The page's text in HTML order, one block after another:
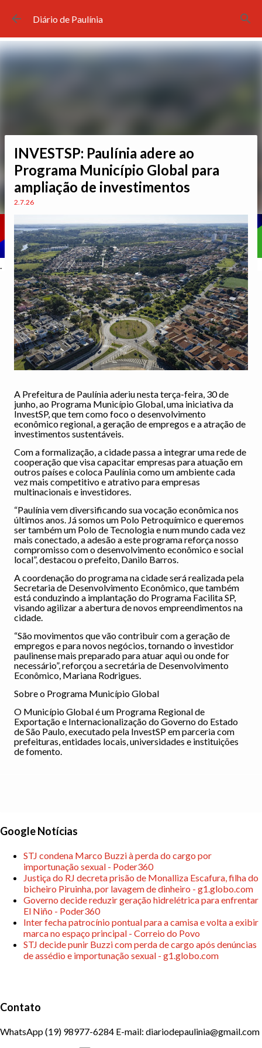
Pular para o conteúdo principal
Diário de Paulínia
.
INVESTSP: Paulínia adere ao
Programa Município Global para
ampliação de investimentos
2.7.26
A Prefeitura de Paulínia aderiu nesta terça-feira, 30 de
junho, ao Programa Município Global, uma iniciativa da
InvestSP, que tem como foco o desenvolvimento
econômico regional, a geração de empregos e a atração de
investimentos sustentáveis.
Com a formalização, a cidade passa a integrar uma rede de
cooperação que visa capacitar empresas para atuação em
outros países e coloca Paulínia como um ambiente cada
vez mais competitivo e atrativo para empresas
multinacionais e investidores.
“Paulínia vem diversificando sua vocação econômica nos
últimos anos. Já somos um Polo Petroquímico e queremos
ser também um Polo de Tecnologia e num mundo cada vez
mais conectado, a adesão a este programa reforça nosso
compromisso com o desenvolvimento econômico e social
local”, destacou o prefeito, Danilo Barros.
A coordenação do programa na cidade será realizada pela
Secretaria de Desenvolvimento Econômico, que também
está conduzindo a implantação do Programa Facilita SP,
visando agilizar a abertura de novos empreendimentos na
cidade.
“São movimentos que vão contribuir com a geração de
empregos e para novos negócios, tornando o investidor
paulinense mais preparado para atuar aqui ou onde for
necessário”, reforçou a secretária de Desenvolvimento
Econômico, Mariana Rodrigues.
Sobre o Programa Município Global
O Município Global é um Programa Regional de
Exportação e Internacionalização do Governo do Estado
de São Paulo, executado pela InvestSP em parceria com
prefeituras, entidades locais, universidades e instituições
de fomento.
Google Notícias
STJ condena Marco Buzzi à perda do cargo por
importunação sexual - Poder360
Justiça do RJ decreta prisão de Monalliza Escafura, filha do
bicheiro Piruinha, por lavagem de dinheiro - g1.globo.com
Governo decide reduzir geração hidrelétrica para enfrentar
El Niño - Poder360
Inter fecha patrocínio pontual para a camisa e volta a exibir
marca no espaço principal - Correio do Povo
STJ decide punir Buzzi com perda de cargo após denúncias
de assédio e importunação sexual - g1.globo.com
Contato
WhatsApp (19) 98977-6284 E-mail: diariodepaulinia@gmail.com